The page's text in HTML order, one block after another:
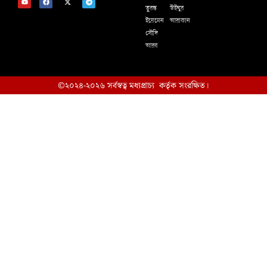
তুরস্ক
ইয়েমেন
সৌদি
আরব
উইঘুর
আরাকান
©২০২৪-২০২৬ সর্বস্বত্ব মধ্যপ্রাচ্য কর্তৃক সংরক্ষিত।